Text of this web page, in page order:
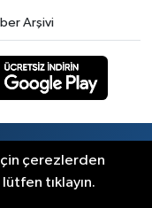
Arşivi
çerezlerden
tıklayın.